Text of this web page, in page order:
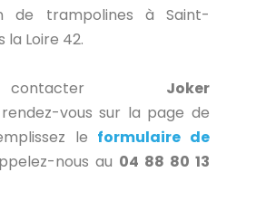
de trampolines à Saint-
la Loire 42.
Joker
rendez-vous sur la page de
le formulaire de
nous au 04 88 80 13